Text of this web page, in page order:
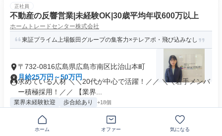
正社員
不動産の反響営業|未経験OK|30歳平均年収600万以上
ホームトレードセンター株式会社
東証プライム上場飯田グループの集客力×テレアポ・飛び込みなし
〒732-0816広島県広島市南区比治山本町
月給25万円～50万円
求めている人材 ＼＼20代が中心で活躍！／／ ＼＼若手メンバ
ー積極採用！／／ 【業界...
業界未経験歓迎 歩合給あり +18個
気になる
ホーム オファー 気になる